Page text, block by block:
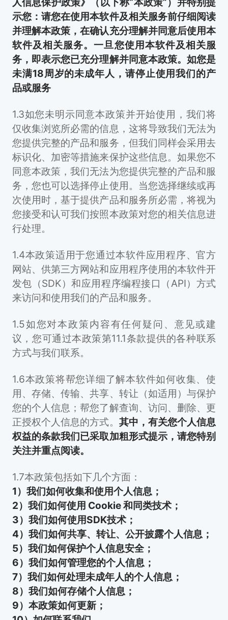
示您：请您在使用本软件及相关服务前仔细阅读
并理解本政策，在确认充分理解并同意后使用本
软件及相关服务。一旦您使用本软件及相关服
务，即表示您已充分理解并同意本政策。如您是
未满18周岁的未成年人，请停止使用我们的产
品或服务
1.3如您未明示同意本政策并开始使用，我们将
仅收集浏览所必需的信息，这将导致我们无法为
您提供完整的产品和服务，但我们同样会采用去
标识化、加密等措施来保护这些信息。如果您不
同意本政策，我们无法为您提供完整的产品和服
务，您也可以选择停止使用。当您选择继续或再
次使用时，基于提供产品和服务所必需，将视为
您接受和认可我们按照本政策对您的相关信息进
行处理。
1.4本政策适用于您通过本软件应用程序、官方
网站、供第三方网站和应用程序使用的本软件开
发包（SDK）和应用程序编程接口（API）方式
来访问和使用我们的产品和服务。
1.5如您对本政策内容有任何疑问、意见或建
议，您可通过本政策第11.1条款提供的各种联系
方式与我们联系。
1.6本政策将帮您详细了解本软件如何收集、使
用、存储、传输、共享、转让（如适用）与保护
您的个人信息；帮您了解查询、访问、删除、更
正授权个人信息的方式。 其中，有关您个人信息
权益的条款我们已采取加粗形式提示，请您特别
关注并重点阅读。
1.7本政策包括如下几个方面：
1）我们如何收集和使用个人信息；
2）我们如何使用 Cookie 和同类技术；
3）我们如何使用SDK技术；
4）我们如何共享、转让、公开披露个人信息；
5）我们如何保护个人信息安全；
6）我们如何管理您的个人信息；
7）我们如何处理未成年人的个人信息；
8）我们如何存储个人信息；
9）本政策如何更新；